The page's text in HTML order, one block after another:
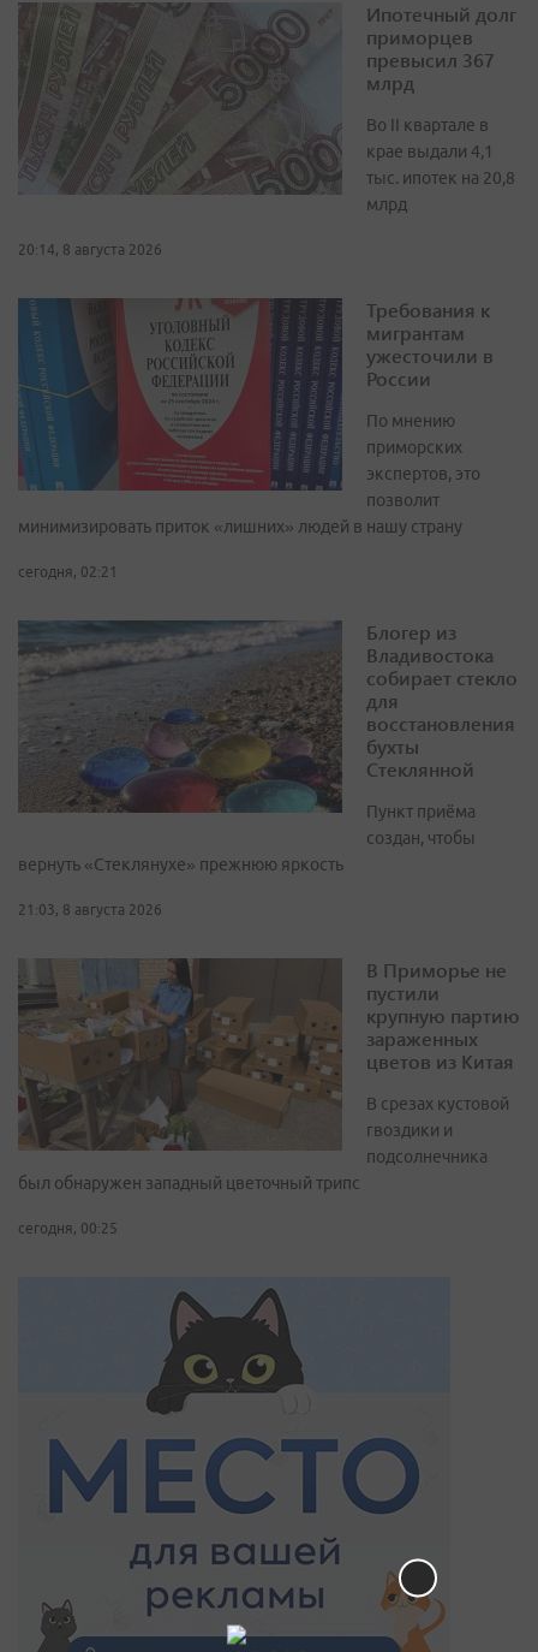
Ипотечный долг
приморцев
превысил 367
млрд
Во II квартале в
крае выдали 4,1
тыс. ипотек на 20,8
млрд
20:14, 8 августа 2026
Требования к
мигрантам
ужесточили в
России
По мнению
приморских
экспертов, это
позволит
минимизировать приток «лишних» людей в нашу страну
сегодня, 02:21
Блогер из
Владивостока
собирает стекло
для
восстановления
бухты
Стеклянной
Пункт приёма
создан, чтобы
вернуть «Стеклянухе» прежнюю яркость
21:03, 8 августа 2026
В Приморье не
пустили
крупную партию
зараженных
цветов из Китая
В срезах кустовой
гвоздики и
подсолнечника
был обнаружен западный цветочный трипс
сегодня, 00:25